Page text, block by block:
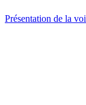
Présentation de la